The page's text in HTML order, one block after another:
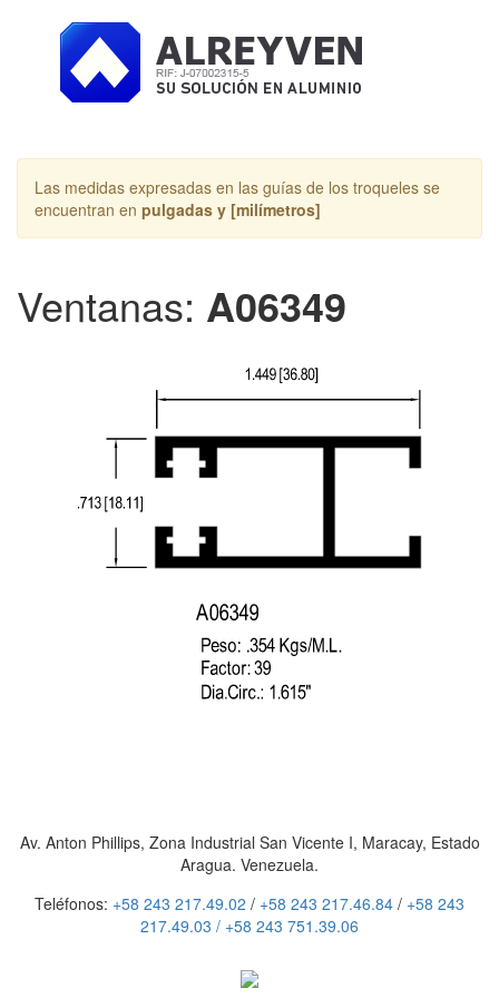
navigation
Las medidas expresadas en las guías de los troqueles se
encuentran en pulgadas y [milímetros]
Ventanas: A06349
Av. Anton Phillips, Zona Industrial San Vicente I, Maracay, Estado
Aragua. Venezuela.
Teléfonos: +58 243 217.49.02 / +58 243 217.46.84 / +58 243
217.49.03 / +58 243 751.39.06